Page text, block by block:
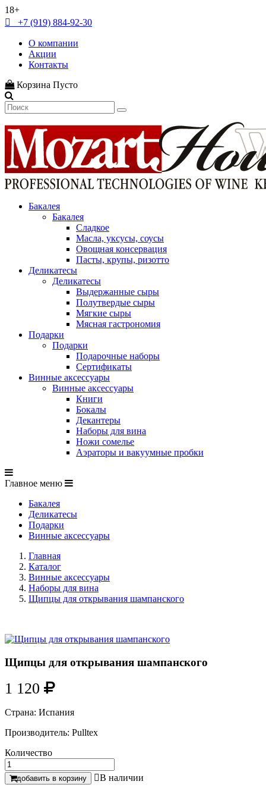
18+
+7 (919) 884-92-30
О компании
Акции
Контакты
Корзина Пусто
Бакалея
Бакалея
Сладкое
Масла, уксусы, соусы
Овощная консервация
Пасты, крупы, ризотто
Деликатесы
Деликатесы
Выдержанные сыры
Полутвердые сыры
Мягкие сыры
Мясная гастрономия
Подарки
Подарки
Подарочные наборы
Сертификаты
Винные аксессуары
Винные аксессуары
Книги
Бокалы
Декантеры
Наборы для вина
Ножи сомелье
Аэраторы и вакуумные пробки
Главное меню
Бакалея
Деликатесы
Подарки
Винные аксессуары
Главная
Каталог
Винные аксессуары
Наборы для вина
Щипцы для открывания шампанского
Щипцы для открывания шампанского
1 120
Страна: Испания
Производитель: Pulltex
Количество
добавить в корзину В наличии